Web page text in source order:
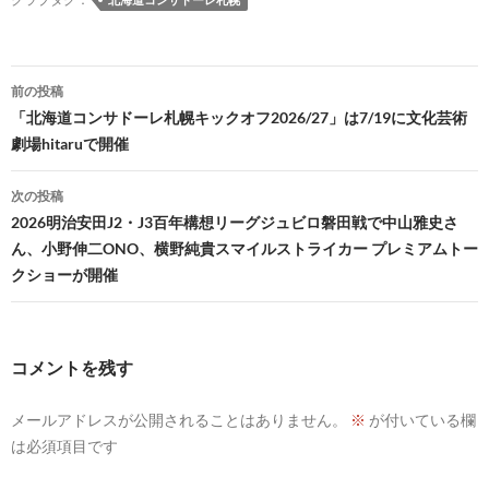
投
稿
ナ
ビ
ゲ
ー
シ
前の投稿
「北海道コンサドーレ札幌キックオフ2026/27」は7/19に文化芸術
劇場hitaruで開催
次の投稿
2026明治安田J2・J3百年構想リーグジュビロ磐田戦で中山雅史さ
ん、小野伸二ONO、横野純貴スマイルストライカー プレミアムトー
クショーが開催
コメントを残す
メールアドレスが公開されることはありません。 ※ が付いている欄
は必須項目です